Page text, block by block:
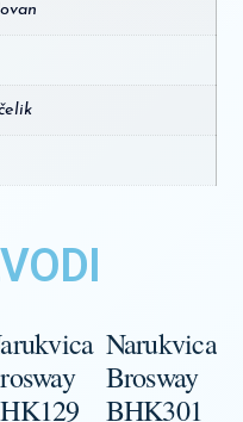
Narukvica
Brosway
BHK301